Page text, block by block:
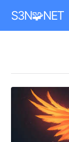
S3N🧩NET